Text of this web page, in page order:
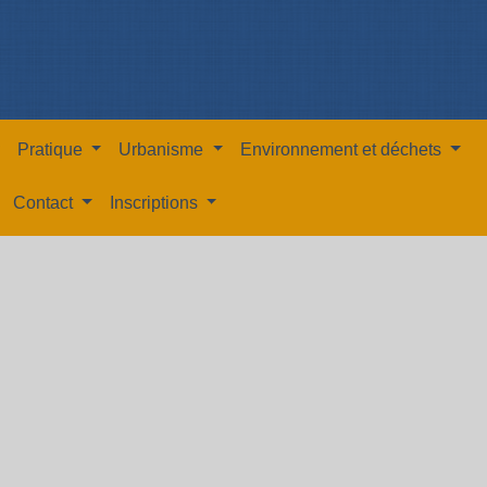
Pratique Urbanisme Environnement et déchets
Contact Inscriptions